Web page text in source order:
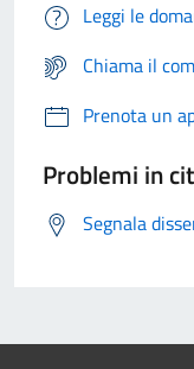
Leggi le
Chiama il
Prenota un
Problemi in
Segnala